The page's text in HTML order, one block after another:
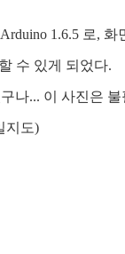
1.6.5 로, 화
수 있게 되었다.
나... 이 사진은
지도)